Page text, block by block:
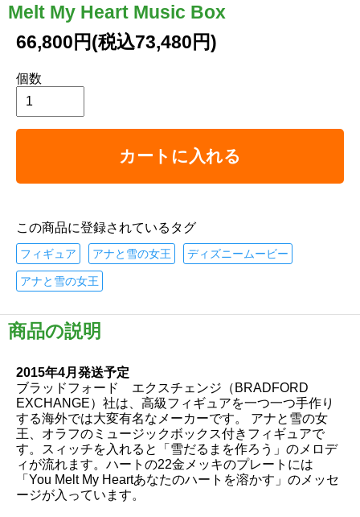
Melt My Heart Music Box
66,800円(税込73,480円)
個数
カートに入れる
この商品に登録されているタグ
フィギュア アナと雪の女王 ディズニームービー
アナと雪の女王
商品の説明
2015年4月発送予定
ブラッドフォード エクスチェンジ（BRADFORD
EXCHANGE）社は、高級フィギュアを一つ一つ手作り
する海外では大変有名なメーカーです。 アナと雪の女
王、オラフのミュージックボックス付きフィギュアで
す。スィッチを入れると「雪だるまを作ろう」のメロデ
ィが流れます。ハートの22金メッキのプレートには
「You Melt My Heartあなたのハートを溶かす」のメッセ
ージが入っています。